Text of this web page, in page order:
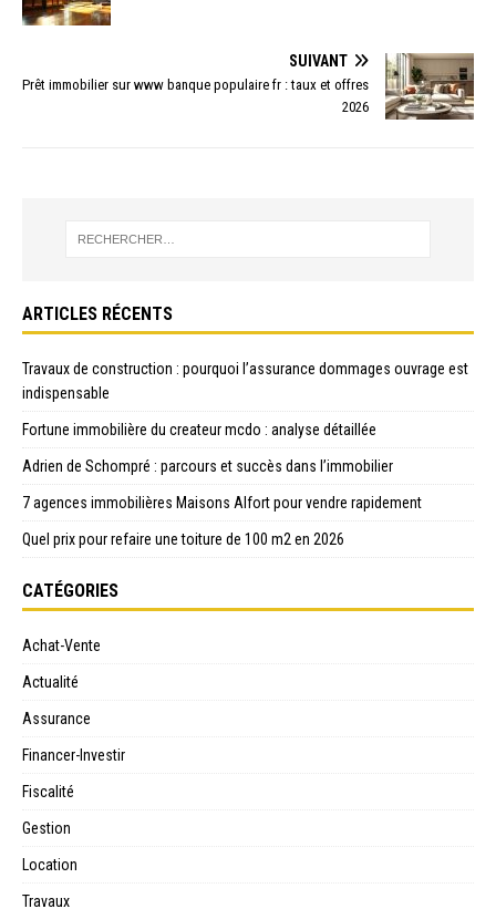
SUIVANT
Prêt immobilier sur www banque populaire fr : taux et offres
2026
ARTICLES RÉCENTS
Travaux de construction : pourquoi l’assurance dommages ouvrage est
indispensable
Fortune immobilière du createur mcdo : analyse détaillée
Adrien de Schompré : parcours et succès dans l’immobilier
7 agences immobilières Maisons Alfort pour vendre rapidement
Quel prix pour refaire une toiture de 100 m2 en 2026
CATÉGORIES
Achat-Vente
Actualité
Assurance
Financer-Investir
Fiscalité
Gestion
Location
Travaux